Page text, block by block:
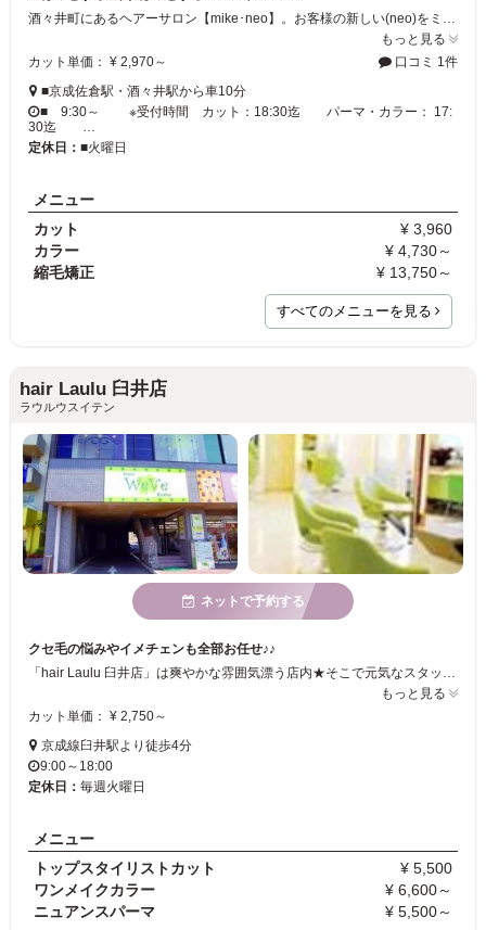
酒々井町にあるヘアーサロン【mike･neo】。お客様の新しい(neo)をミツケル(mike) 美容室mike･neo ミケネオで、ゆったりした時間をお過ごし下さい。広々とした店内でのんびりリラックス♪店内はバリアフリーになっており、車椅子のままでも施術できますので安心してお越しください。お問い合わせなど043-481-8008までお気軽に！!
もっと見る
カット単価： ¥ 2,970～
口コミ 1件
■京成佐倉駅・酒々井駅から車10分
■ 9:30～ ※受付時間 カット：18:30迄 パーマ・カラー： 17:
30迄 …
定休日： ■火曜日
メニュー
カット
¥ 3,960
カラー
¥ 4,730～
縮毛矯正
¥ 13,750～
すべてのメニューを見る
hair Laulu 臼井店
ラウルウスイテン
ネットで予約する
クセ毛の悩みやイメチェンも全部お任せ♪♪
「hair Laulu 臼井店」は爽やかな雰囲気漂う店内★そこで元気なスタッフたちが、お客様一人ひとりのニーズに合った髪型を作りあげています☆カウンセリングを大切にしているので、アナタのご希望がきっと叶う♪
もっと見る
カット単価： ¥ 2,750～
京成線臼井駅より徒歩4分
9:00～18:00
定休日： 毎週火曜日
メニュー
トップスタイリストカット
¥ 5,500
ワンメイクカラー
¥ 6,600～
ニュアンスパーマ
¥ 5,500～